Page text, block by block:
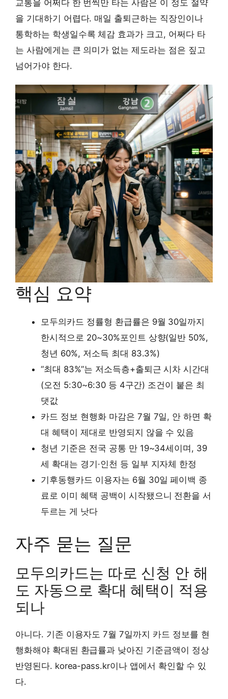
교통을 어쩌다 한 번씩만 타는 사람은 이 정도 절약
을 기대하기 어렵다. 매일 출퇴근하는 직장인이나
통학하는 학생일수록 체감 효과가 크고, 어쩌다 타
는 사람에게는 큰 의미가 없는 제도라는 점은 짚고
넘어가야 한다.
핵심 요약
모두의카드 정률형 환급률은 9월 30일까지
한시적으로 20~30%포인트 상향(일반 50%,
청년 60%, 저소득 최대 83.3%)
“최대 83%”는 저소득층+출퇴근 시차 시간대
(오전 5:30~6:30 등 4구간) 조건이 붙은 최
댓값
카드 정보 현행화 마감은 7월 7일, 안 하면 확
대 혜택이 제대로 반영되지 않을 수 있음
청년 기준은 전국 공통 만 19~34세이며, 39
세 확대는 경기·인천 등 일부 지자체 한정
기후동행카드 이용자는 6월 30일 페이백 종
료로 이미 혜택 공백이 시작됐으니 전환을 서
두르는 게 낫다
자주 묻는 질문
모두의카드는 따로 신청 안 해
도 자동으로 확대 혜택이 적용
되나
아니다. 기존 이용자도 7월 7일까지 카드 정보를 현
행화해야 확대된 환급률과 낮아진 기준금액이 정상
반영된다. korea-pass.kr이나 앱에서 확인할 수 있
다.